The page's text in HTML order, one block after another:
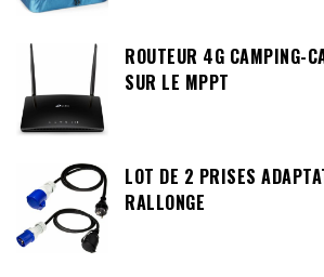
ROUTEUR 4G CAMPING-
SUR LE MPPT
LOT DE 2 PRISES
RALLONGE